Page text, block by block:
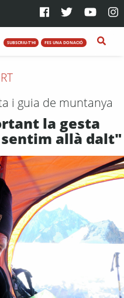
SUBSCRIU-T'HI FES UNA DONACIÓ
i guia de muntanya
la gesta
allà dalt"